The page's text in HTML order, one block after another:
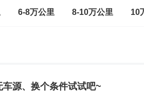
6-8万公里 8-10万公里 10
车源、换个条件试试吧~